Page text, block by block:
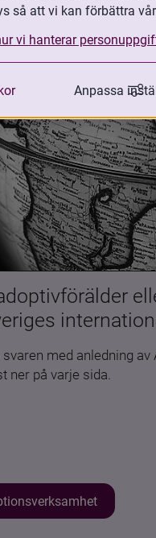
med anledning
ner på varje sida.
så att vi kan förbättra
vi hanterar
Anpassa